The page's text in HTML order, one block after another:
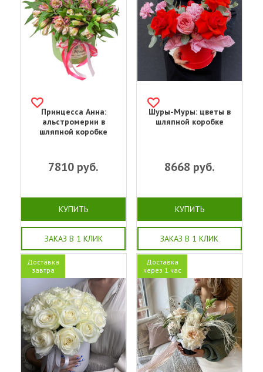
Принцесса Анна:
альстромерии в
шляпной коробке
7810 руб.
КУПИТЬ
ЗАКАЗ В 1 КЛИК
Шуры-Муры: цветы в
шляпной коробке
8668 руб.
КУПИТЬ
ЗАКАЗ В 1 КЛИК
Доставка
завтра
Доставка
через 1 час